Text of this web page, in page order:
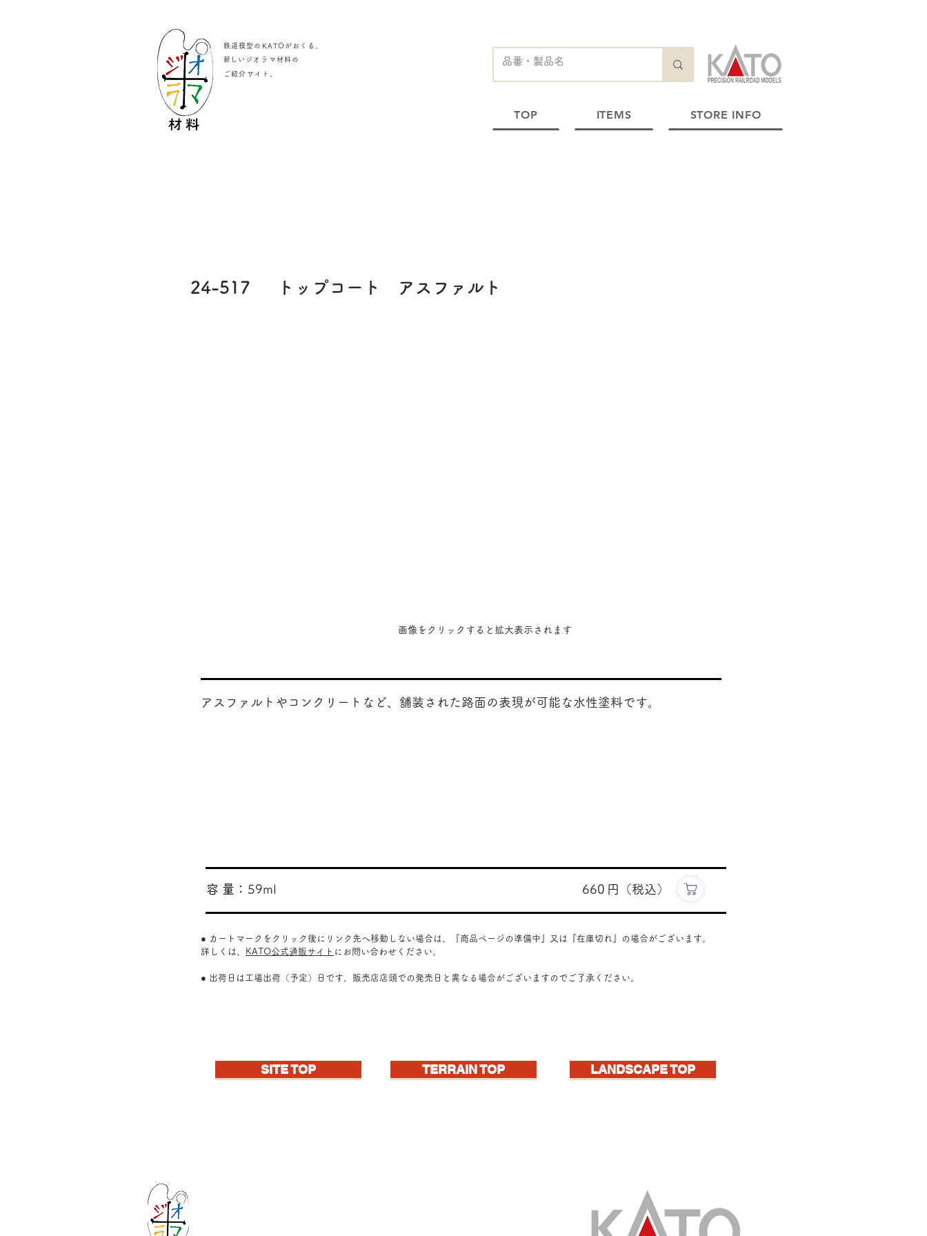
鉄道模型のKATOがおくる、
​新しいジオラマ材料の
ご紹介サイト
TOP ITEMS STORE INFO
24-517 トップコート アスファルト
​画像をクリックすると拡大表示されます
アスファルトやコンクリートなど、舗装された路面の表現が可能な水性塗料です。
59ml
​容 量： 660 ​円（税込）
● カートマークをクリック後にリンク先へ移動しない場合は、『商品ページの準備中』又は『在庫切れ』の場合がございます。
詳しくは、
KATO公式通販サイト にお問い合わせください。
● 出荷日は工場出荷（予定）日です。販売店店頭での発売日と異なる場合がございますのでご了承ください。
SITE TOP TERRAIN TOP LANDSCAPE TOP